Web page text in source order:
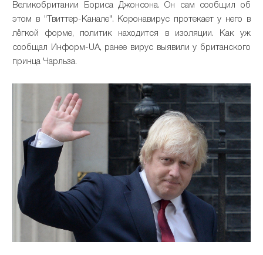
Великобритании Бориса Джонсона. Он сам сообщил об
этом в "Твиттер-Канале". Коронавирус протекает у него в
лёгкой форме, политик находится в изоляции. Как уж
сообщал Информ-UA, ранее вирус выявили у британского
принца Чарльза.